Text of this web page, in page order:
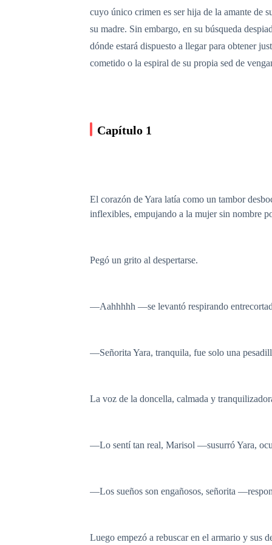
cuyo único crimen es ser hija de la amante de
su madre. Sin embargo, en su búsqueda
dónde estará dispuesto a llegar para obtener
cometido o la espiral de su propia sed de
Capítulo 1
El corazón de Yara latía como un tambor
inflexibles, empujando a la mujer sin nombre
Pegó un grito al despertarse.
—Aahhhhh —se levantó respirando
—Señorita Yara, tranquila, fue solo una
La voz de la doncella, calmada y
—Lo sentí tan real, Marisol —susurró Yara,
—Los sueños son engañosos, señorita
Luego empezó a rebuscar en el armario y sus